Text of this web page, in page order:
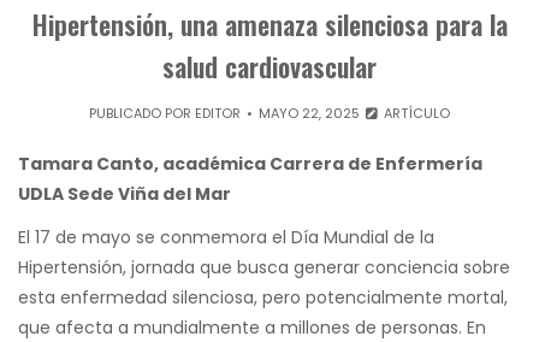
Hipertensión, una amenaza silenciosa para la
salud cardiovascular
PUBLICADO POR EDITOR MAYO 22, 2025 ARTÍCULO
Tamara Canto, académica Carrera de Enfermería
UDLA Sede Viña del Mar
El 17 de mayo se conmemora el Día Mundial de la
Hipertensión, jornada que busca generar conciencia sobre
esta enfermedad silenciosa, pero potencialmente mortal,
que afecta a mundialmente a millones de personas. En